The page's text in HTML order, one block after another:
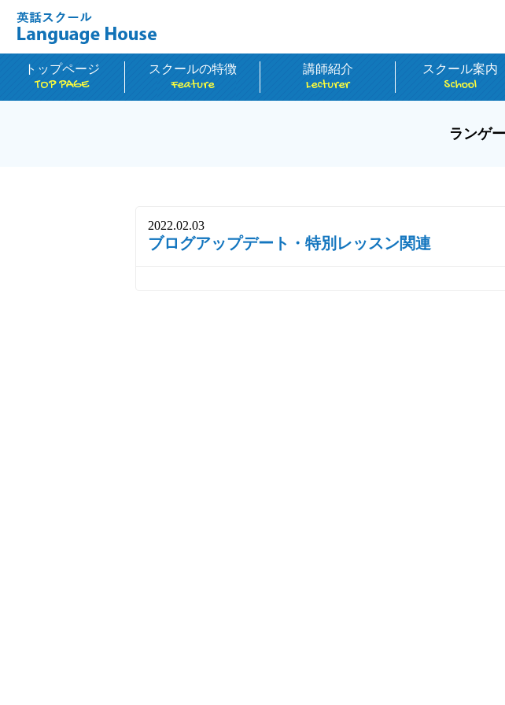
トップページ
TOP PAGE
スクールの特徴
Feature
講師紹介
Lecturer
スクール案内
School
ランゲ
2022.02.03
ブログアップデート・特別レッスン関連